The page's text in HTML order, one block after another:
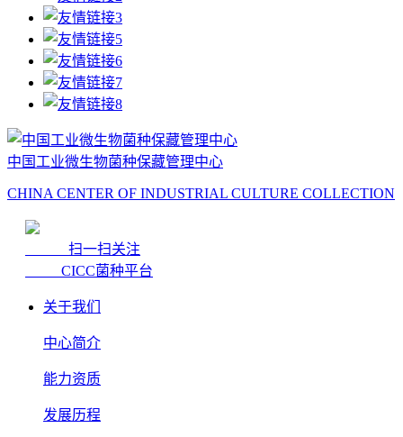
中国工业微生物菌种保藏管理中心
CHINA CENTER OF INDUSTRIAL CULTURE COLLECTION
扫一扫关注
CICC菌种平台
关于我们
中心简介
能力资质
发展历程